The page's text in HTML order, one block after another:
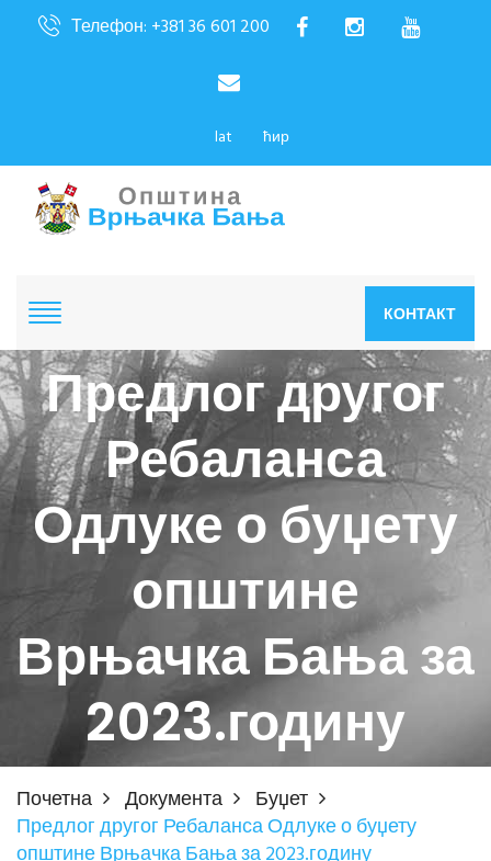
Телефон: +381 36 601 200
lat ћир
КОНТАКТ
Предлог другог
Ребаланса
Одлуке о буџету
општине
Врњачка Бања за
2023.годину
Почетна Документа
Буџет
Предлог другог Ребаланса Одлуке о буџету